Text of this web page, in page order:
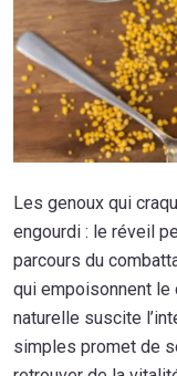
Les genoux qui
engourdi : le réveil
parcours du
qui empoisonnent le
naturelle suscite
simples promet de